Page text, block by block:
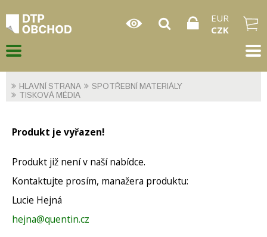
EUR
CZK
HLAVNÍ STRANA
SPOTŘEBNÍ MATERIÁLY
TISKOVÁ MÉDIA
Produkt je vyřazen!
Produkt již není v naší nabídce.
Kontaktujte prosím, manažera produktu:
Lucie Hejná
hejna@quentin.cz